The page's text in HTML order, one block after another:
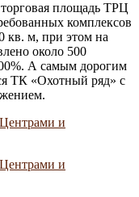
площадь ТРЦ
комплексов
кв. м, при этом на
около 500
А самым дорогим
ТК «Охотный ряд» с